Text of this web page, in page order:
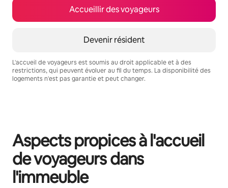
Accueillir des voyageurs
Devenir résident
L'accueil de voyageurs est soumis au droit applicable et à des
restrictions, qui peuvent évoluer au fil du temps. La disponibilité des
logements n'est pas garantie et peut changer.
Aspects propices à l'accueil
de voyageurs dans
l'immeuble